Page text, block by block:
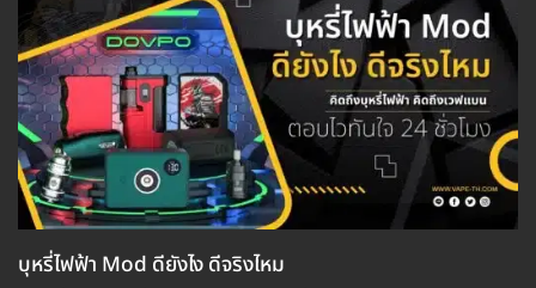
บุหรี่ไฟฟ้า Mod ดียังไง ดีจริงไหม